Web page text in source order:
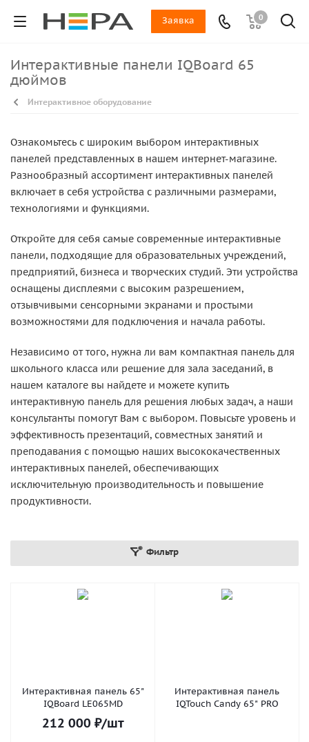
0
Заявка
Интерактивные панели IQBoard 65
дюймов
Интерактивное оборудование
Ознакомьтесь с широким выбором интерактивных
панелей представленных в нашем интернет-магазине.
Разнообразный ассортимент интерактивных панелей
включает в себя устройства с различными размерами,
технологиями и функциями.
Откройте для себя самые современные интерактивные
панели, подходящие для образовательных учреждений,
предприятий, бизнеса и творческих студий. Эти устройства
оснащены дисплеями с высоким разрешением,
отзывчивыми сенсорными экранами и простыми
возможностями для подключения и начала работы.
Независимо от того, нужна ли вам компактная панель для
школьного класса или решение для зала заседаний, в
нашем каталоге вы найдете и можете купить
интерактивную панель для решения любых задач, а наши
консультанты помогут Вам с выбором. Повысьте уровень и
эффективность презентаций, совместных занятий и
преподавания с помощью наших высококачественных
интерактивных панелей, обеспечивающих
исключительную производительность и повышение
продуктивности.
Фильтр
Интерактивная панель 65"
IQBoard LE065MD
212 000 ₽/шт
Интерактивная панель
IQTouch Candy 65" PRO